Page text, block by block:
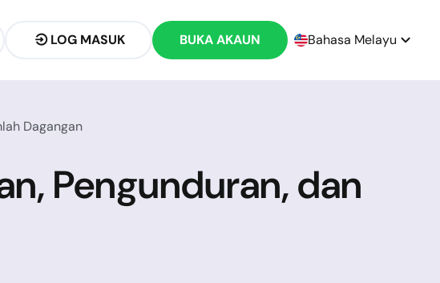
LOG MASUK BUKA AKAUN Bahasa Melayu
Dagangan
Pengunduran, dan